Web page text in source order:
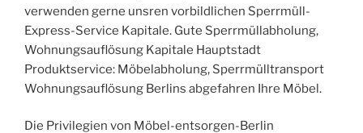
verwenden gerne unsren vorbildlichen Sperrmüll-
Express-Service Kapitale. Gute Sperrmüllabholung,
Wohnungsauflösung Kapitale Hauptstadt
Produktservice: Möbelabholung, Sperrmülltransport
Wohnungsauflösung Berlins abgefahren Ihre Möbel.
Die Privilegien von Möbel-entsorgen-Berlin